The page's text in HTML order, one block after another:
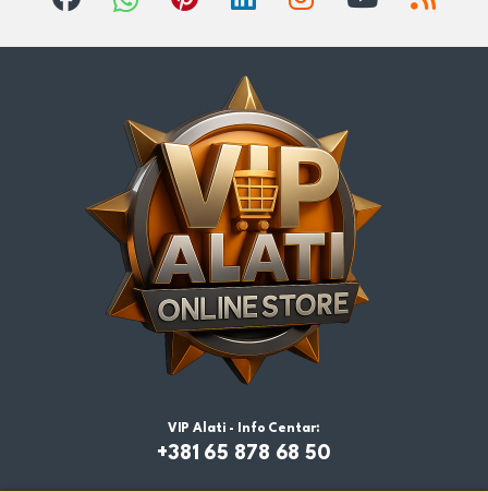
VIP Alati - Info Centar:
+381 65 878 68 50